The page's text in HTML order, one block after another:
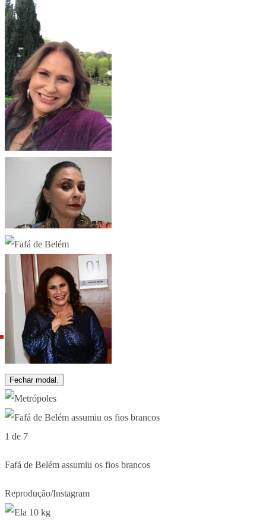
Fechar modal.
1 de 7
Fafá de Belém assumiu os fios brancos
Reprodução/Instagram